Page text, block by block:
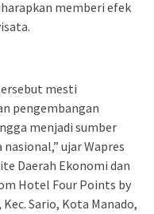
memberi efek
mesti
pengembangan
menjadi sumber
ujar Wapres
Daerah Ekonomi dan
Hotel Four Points by
Sario, Kota Manado,